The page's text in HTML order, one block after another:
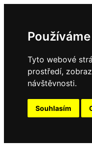
Tyto webové
prostředí,
návštěvnosti.
Souhlasím